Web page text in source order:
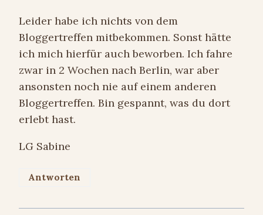
Leider habe ich nichts von dem
Bloggertreffen mitbekommen. Sonst hätte
ich mich hierfür auch beworben. Ich fahre
zwar in 2 Wochen nach Berlin, war aber
ansonsten noch nie auf einem anderen
Bloggertreffen. Bin gespannt, was du dort
erlebt hast.
LG Sabine
Antworten